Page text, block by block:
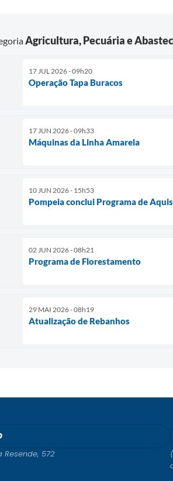
Agricultura, Pecuária e
17 JUL 2026 - 09h20
Operação Tapa Buracos
17 JUN 2026 - 09h33
Máquinas da Linha Amarela
10 JUN 2026 - 15h53
Pompeia conclui Programa de
02 JUN 2026 - 08h21
Programa de Florestamento
29 MAI 2026 - 08h19
Atualização de Rebanhos
Resende, 572